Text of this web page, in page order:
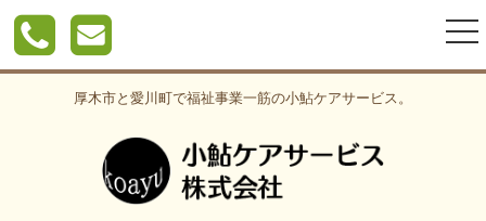
厚木市と愛川町で福祉事業一筋の小鮎ケアサービス。